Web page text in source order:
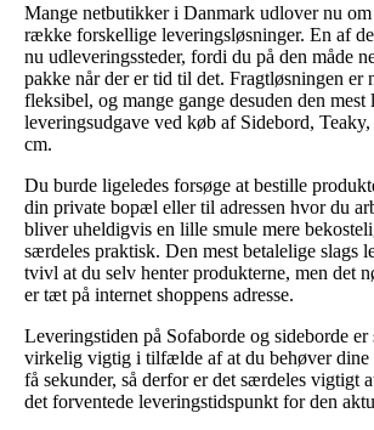
Mange netbutikker i Danmark udlover nu om
række forskellige leveringsløsninger. En af
nu udleveringssteder, fordi du på den måde
pakke når der er tid til det. Fragtløsningen er
fleksibel, og mange gange desuden den mest
leveringsudgave ved køb af Sidebord,
cm.
Du burde ligeledes forsøge at bestille
din private bopæl eller til adressen hvor du
bliver uheldigvis en lille smule mere
særdeles praktisk. Den mest betalelige slags
tvivl at du selv henter produkterne, men det
er tæt på internet shoppens adresse.
Leveringstiden på Sofaborde og sideborde
virkelig vigtig i tilfælde af at du behøver dine
få sekunder, så derfor er det særdeles vigtigt
det forventede leveringstidspunkt for den